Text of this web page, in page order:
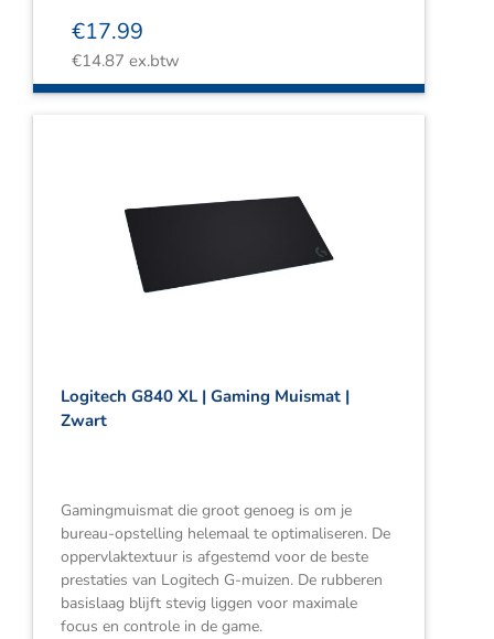
€17.99
€14.87 ex.btw
Logitech G840 XL | Gaming Muismat |
Zwart
Gamingmuismat die groot genoeg is om je
bureau-opstelling helemaal te optimaliseren. De
oppervlaktextuur is afgestemd voor de beste
prestaties van Logitech G-muizen. De rubberen
basislaag blijft stevig liggen voor maximale
focus en controle in de game.